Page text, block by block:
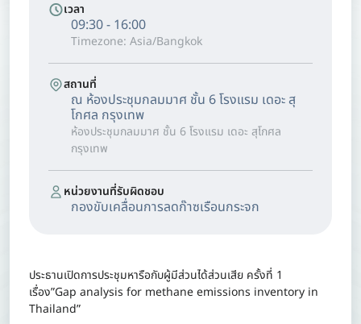
เวลา
09:30 - 16:00
Timezone: Asia/Bangkok
สถานที่
ณ ห้องประชุมกลมมาศ ชั้น 6 โรงแรม เดอะ สุ
โกศล กรุงเทพ
ห้องประชุมกลมมาศ ชั้น 6 โรงแรม เดอะ สุโกศล
กรุงเทพ
หน่วยงานที่รับผิดชอบ
กองขับเคลื่อนการลดก๊าซเรือนกระจก
ประธานเปิดการประชุมหารือกับผู้มีส่วนได้ส่วนเสีย ครั้งที่ 1
เรื่อง”Gap analysis for methane emissions inventory in
Thailand”